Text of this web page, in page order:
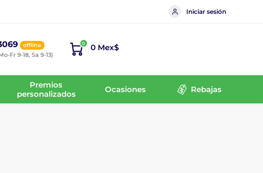
Iniciar sesión
offline
Fr 9-18, Sa 9-13)
0 0 Mex$
Premios
personalizados
Ocasiones Rebajas